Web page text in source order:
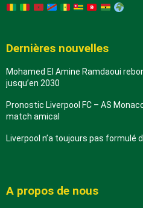
Dernières nouvelles
Mohamed El Amine Ramdaoui
jusqu’en 2030
Pronostic Liverpool FC – AS
match amical
Liverpool n’a toujours pas formulé
A propos de nous